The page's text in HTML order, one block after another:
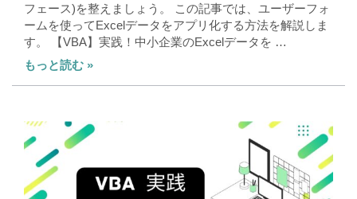
フェース)を整えましょう。 この記事では、ユーザーフォ
ームを使ってExcelデータをアプリ化する方法を解説しま
す。 【VBA】実践！中小企業のExcelデータを …
もっと読む »